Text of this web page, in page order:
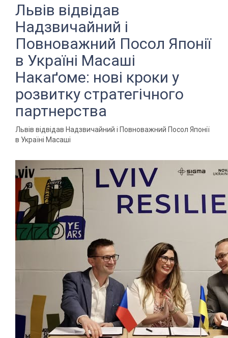
Львів відвідав
Надзвичайний і
Повноважний Посол Японії
в Україні Масаші
Накаґоме: нові кроки у
розвитку стратегічного
партнерства
Львів відвідав Надзвичайний і Повноважний Посол Японії
в Україні Масаші